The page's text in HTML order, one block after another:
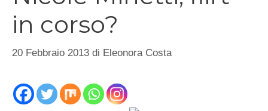
in corso?
20 Febbraio 2013 di Eleonora Costa